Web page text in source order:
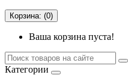
Корзина: (0)
Ваша корзина пуста!
Категории